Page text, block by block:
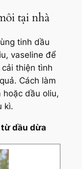
tại nhà
tinh dầu
vaseline để
thiện tình
Cách làm
dầu oliu,
kì.
dầu dừa